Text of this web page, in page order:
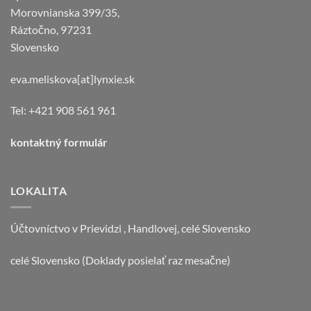
Morovnianska 399/35,
Ráztočno, 97231
Slovensko
eva.meliskova[at]lynxie.sk
Tel: +421 908 561 961
kontaktný formulár
LOKALITA
Účtovníctvo v Prievidzi , Handlovej, celé Slovensko
celé Slovensko (Doklady posielať raz mesačne)